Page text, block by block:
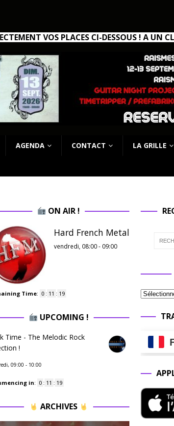
VOS PLACES CI-DESSOUS ! A UN
AGENDA CONTACT LA GRILLE
ON AIR !
Hard French Metal
vendredi, 08:00 - 09:00
Time: 0 : 11 : 18
UPCOMING !
Time - The Melodic Rock
!
09:00 - 10:00
in: 0 : 11 : 18
ARCHIVES